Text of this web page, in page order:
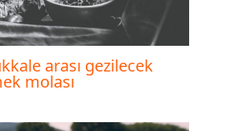
arası gezilecek
molası